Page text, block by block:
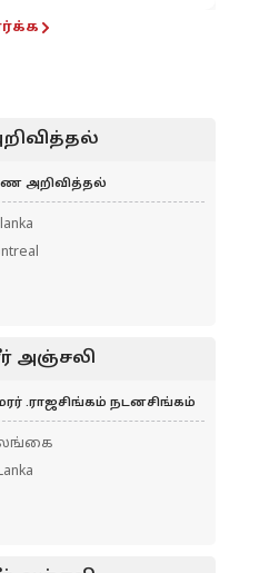
அறிவித்தல்
அஞ்சலி
.ராஜசிங்கம் நடனசிங்கம்